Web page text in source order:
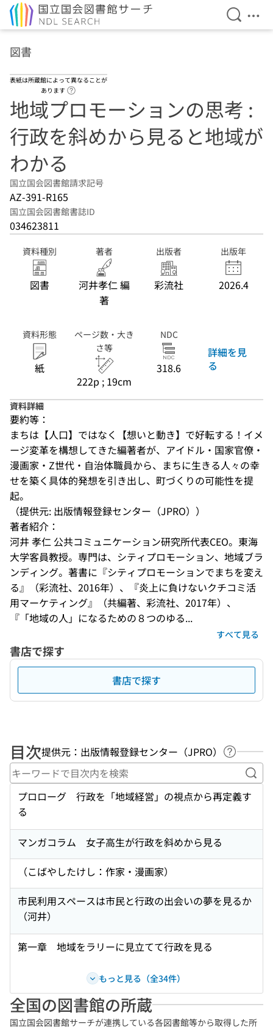
検索を
メ
図書
表紙は所蔵館によって異なることが
あります
地域プロモーションの思考 :
行政を斜めから見ると地域が
わかる
国立国会図書館請求記号
AZ-391-R165
国立国会図書館書誌ID
034623811
資料種別
図書
著者
河井孝仁 編
著
出版者
彩流社
出版年
2026.4
資料形態
紙
ページ数・大き
さ等
222p ; 19cm
NDC
318.6
詳細を見
る
資料詳細
要約等：
まちは【人口】ではなく【想いと動き】で好転する！イメ
ージ変革を構想してきた編著者が、アイドル・国家官僚・
漫画家・Z世代・自治体職員から、まちに生きる人々の幸
せを築く具体的発想を引き出し、町づくりの可能性を提
起。
（提供元: 出版情報登録センター（JPRO））
著者紹介：
河井 孝仁 公共コミュニケーション研究所代表CEO。東海
大学客員教授。専門は、シティプロモーション、地域ブラ
ンディング。著書に『シティプロモーションでまちを変え
る』（彩流社、2016年）、『炎上に負けないクチコミ活
用マーケティング』（共編著、彩流社、2017年）、
『「地域の人」になるための８つのゆる...
すべて見る
書店で探す
書店で探す
目次提供元：出版情報登録センター（JPRO）
ヘルプペ
キ
プロローグ 行政を「地域経営」の視点から再定義す
る
マンガコラム 女子高生が行政を斜めから見る
（こばやしたけし：作家・漫画家）
市民利用スペースは市民と行政の出会いの夢を見るか
（河井）
第一章 地域をラリーに見立てて行政を見る
もっと見る（全34件）
全国の図書館の所蔵
国立国会図書館サーチが連携している各図書館等から取得した所